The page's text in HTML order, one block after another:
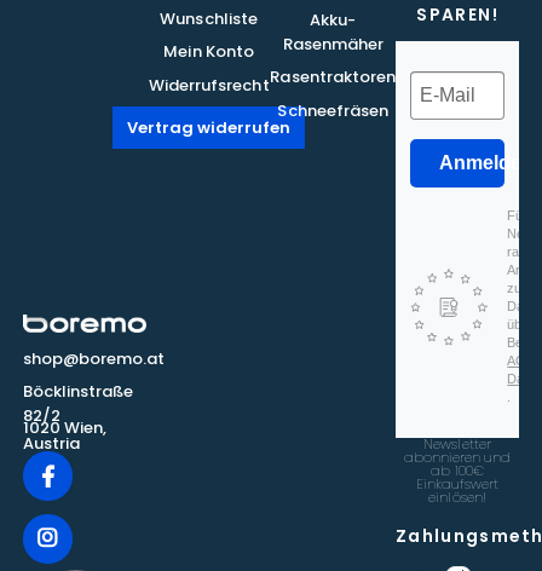
shop@boremo.at
Böcklinstraße
82/2
1020 Wien,
Austria
SPAREN!
Anmelden
Für
zu,
AGB
Newsletter
abonnieren und
ab 100€
Einkaufswert
einlösen!
Wunschliste
Mein Konto
Widerrufsrecht
Vertrag widerrufen
Akku-
Rasenmäher
Rasentraktoren
Schneefräsen